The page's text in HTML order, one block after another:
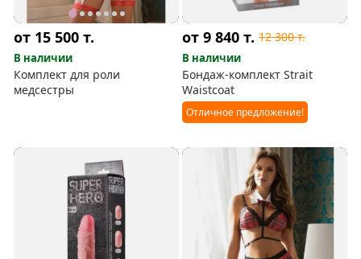
от 15 500т.
В наличии
Комплект для роли
медсестры
от 9 840т. 12 300т.
В наличии
Бондаж-комплект Strait
Waistcoat
Отличное предложение!